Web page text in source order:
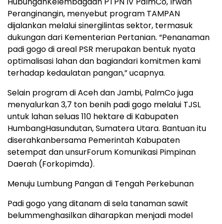
Peranginangin, menyebut program TAMPAN
dijalankan melaluisinergilintassektor, termasuk
dukungandari Kementerian Pertanian. “Penanaman
padigogodi areal PSR merupakan bentuk nyata
optimalisasi lahandan bagiandari komitmen kami
terhadap kedaulatan pangan,”ucapnya.
Selain program di Aceh dan Jambi, PalmCojuga
menyalurkan3,7 ton benih padigogo melalui TJSL
untuk lahanseluas110 hektaredi Kabupaten
HumbangHasundutan, Sumatera Utara. Bantuanitu
diserahkanbersama Pemerintah Kabupaten
setempat danunsurForum Komunikasi Pimpinan
Daerah (Forkopimda).
Menuju Lumbung Pangan di Tengah Perkebunan
Padigogoyangditanamdi sela tanamansawit
belummenghasilkandiharapkan menjadi model